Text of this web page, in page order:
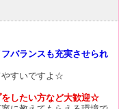
バランスも充実させられ
やすいですよ☆
をしたい方など大歓迎☆